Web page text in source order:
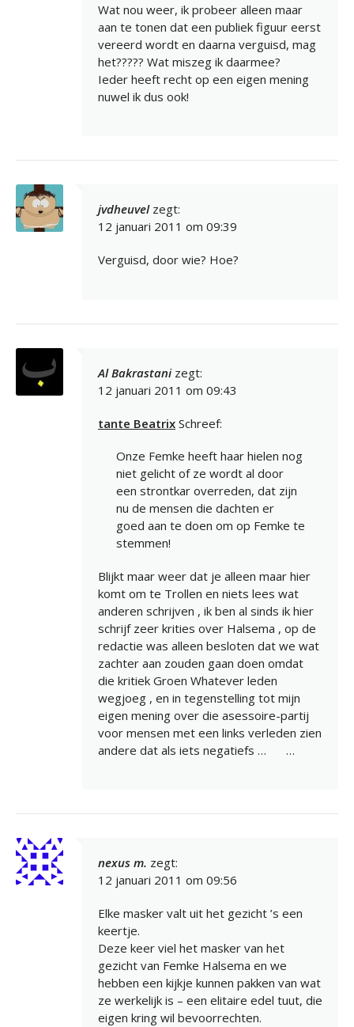
Wat nou weer, ik probeer alleen maar
aan te tonen dat een publiek figuur eerst
vereerd wordt en daarna verguisd, mag
het????? Wat miszeg ik daarmee?
Ieder heeft recht op een eigen mening
nuwel ik dus ook!
jvdheuvel zegt:
12 januari 2011 om 09:39
Verguisd, door wie? Hoe?
Al Bakrastani zegt:
12 januari 2011 om 09:43
tante Beatrix Schreef:
Onze Femke heeft haar hielen nog
niet gelicht of ze wordt al door
een strontkar overreden, dat zijn
nu de mensen die dachten er
goed aan te doen om op Femke te
stemmen!
Blijkt maar weer dat je alleen maar hier
komt om te Trollen en niets lees wat
anderen schrijven , ik ben al sinds ik hier
schrijf zeer krities over Halsema , op de
redactie was alleen besloten dat we wat
zachter aan zouden gaan doen omdat
die kritiek Groen Whatever leden
wegjoeg , en in tegenstelling tot mijn
eigen mening over die asessoire-partij
voor mensen met een links verleden zien
andere dat als iets negatiefs …
…
nexus m. zegt:
12 januari 2011 om 09:56
Elke masker valt uit het gezicht ’s een
keertje.
Deze keer viel het masker van het
gezicht van Femke Halsema en we
hebben een kijkje kunnen pakken van wat
ze werkelijk is – een elitaire edel tuut, die
eigen kring wil bevoorrechten.